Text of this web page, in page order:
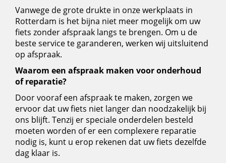
Vanwege de grote drukte in onze werkplaats in
Rotterdam is het bijna niet meer mogelijk om uw
fiets zonder afspraak langs te brengen. Om u de
beste service te garanderen, werken wij uitsluitend
op afspraak.
Waarom een afspraak maken voor onderhoud
of reparatie?
Door vooraf een afspraak te maken, zorgen we
ervoor dat uw fiets niet langer dan noodzakelijk bij
ons blijft. Tenzij er speciale onderdelen besteld
moeten worden of er een complexere reparatie
nodig is, kunt u erop rekenen dat uw fiets dezelfde
dag klaar is.